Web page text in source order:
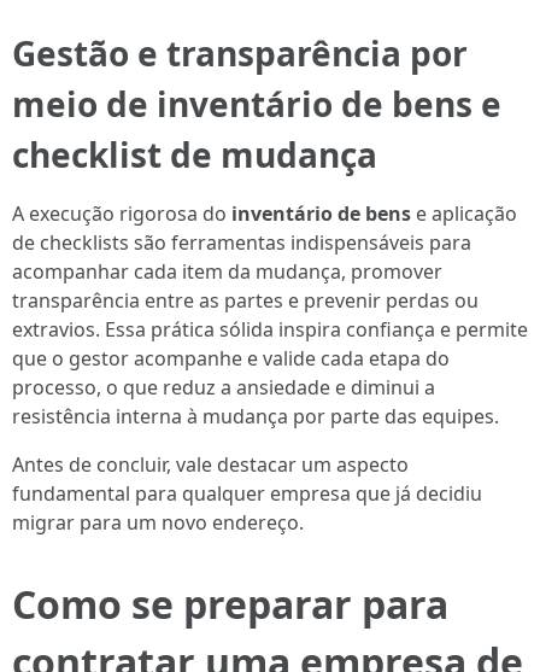
Gestão e transparência por
meio de inventário de bens e
checklist de mudança
A execução rigorosa do inventário de bens e aplicação
de checklists são ferramentas indispensáveis para
acompanhar cada item da mudança, promover
transparência entre as partes e prevenir perdas ou
extravios. Essa prática sólida inspira confiança e permite
que o gestor acompanhe e valide cada etapa do
processo, o que reduz a ansiedade e diminui a
resistência interna à mudança por parte das equipes.
Antes de concluir, vale destacar um aspecto
fundamental para qualquer empresa que já decidiu
migrar para um novo endereço.
Como se preparar para